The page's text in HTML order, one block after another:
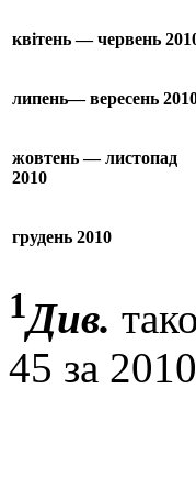
квітень — червень
липень— вересень
жовтень — листопад
2010
грудень 2010
1Див.
45 за